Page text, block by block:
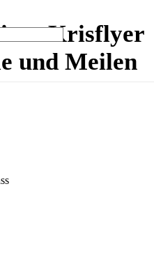
Krisflyer
und Meilen